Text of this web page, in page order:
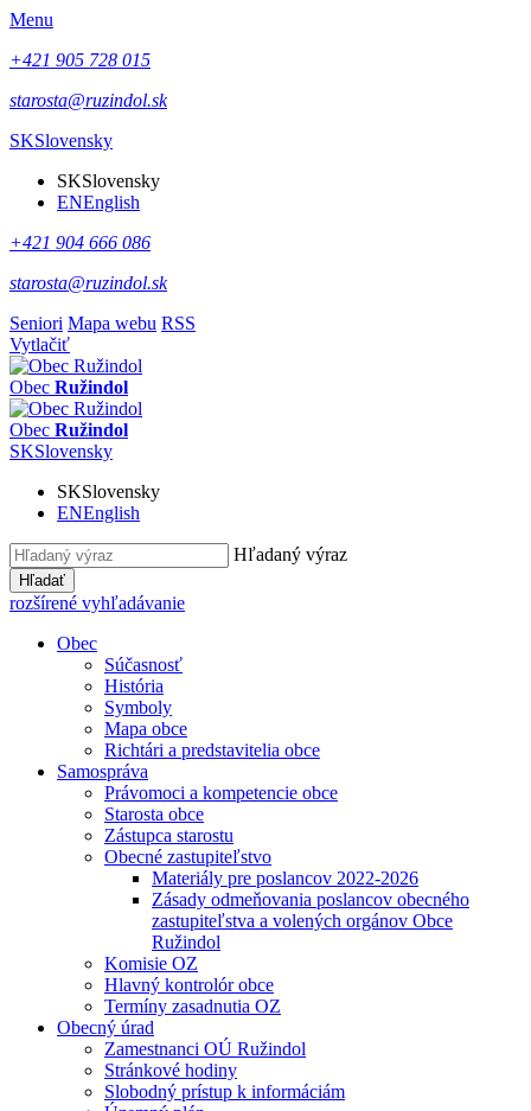
Menu
+421 905 728 015
starosta@ruzindol.sk
SKSlovensky
SKSlovensky
ENEnglish
+421 904 666 086
starosta@ruzindol.sk
Seniori Mapa webu RSS
Vytlačiť
Obec Ružindol
Obec Ružindol
SKSlovensky
SKSlovensky
ENEnglish
Hľadaný výraz
Hľadať
rozšírené vyhľadávanie
Obec
Súčasnosť
História
Symboly
Mapa obce
Richtári a predstavitelia obce
Samospráva
Právomoci a kompetencie obce
Starosta obce
Zástupca starostu
Obecné zastupiteľstvo
Materiály pre poslancov 2022-2026
Zásady odmeňovania poslancov obecného
zastupiteľstva a volených orgánov Obce
Ružindol
Komisie OZ
Hlavný kontrolór obce
Termíny zasadnutia OZ
Obecný úrad
Zamestnanci OÚ Ružindol
Stránkové hodiny
Slobodný prístup k informáciám